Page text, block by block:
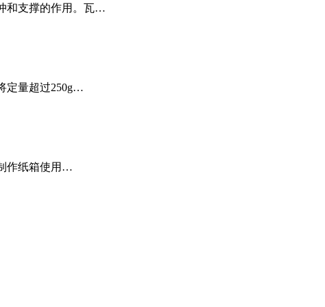
和支撑的作用。瓦…
定量超过250g…
作纸箱使用…